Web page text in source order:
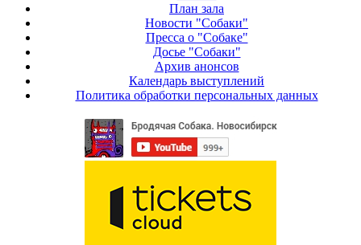
План зала
Новости "Собаки"
Пресса о "Собаке"
Досье "Собаки"
Архив анонсов
Календарь выступлений
Политика обработки персональных данных